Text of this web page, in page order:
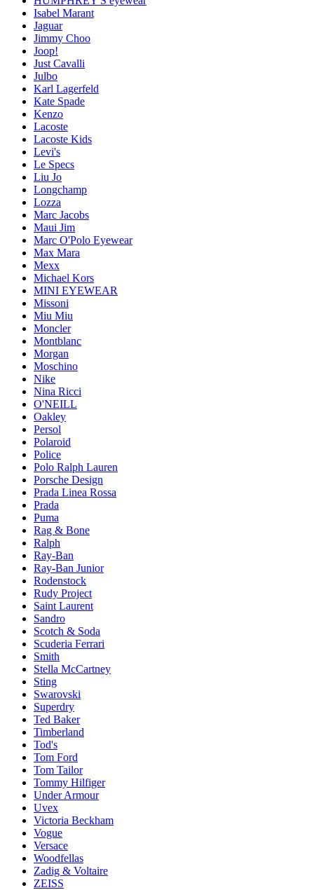
Isabel Marant
Jaguar
Jimmy Choo
Joop!
Just Cavalli
Julbo
Karl Lagerfeld
Kate Spade
Kenzo
Lacoste
Lacoste Kids
Levi's
Le Specs
Liu Jo
Longchamp
Lozza
Marc Jacobs
Maui Jim
Marc O'Polo Eyewear
Max Mara
Mexx
Michael Kors
MINI EYEWEAR
Missoni
Miu Miu
Moncler
Montblanc
Morgan
Moschino
Nike
Nina Ricci
O'NEILL
Oakley
Persol
Polaroid
Police
Polo Ralph Lauren
Porsche Design
Prada Linea Rossa
Prada
Puma
Rag & Bone
Ralph
Ray-Ban
Ray-Ban Junior
Rodenstock
Rudy Project
Saint Laurent
Sandro
Scotch & Soda
Scuderia Ferrari
Smith
Stella McCartney
Sting
Swarovski
Superdry
Ted Baker
Timberland
Tod's
Tom Ford
Tom Tailor
Tommy Hilfiger
Under Armour
Uvex
Victoria Beckham
Vogue
Versace
Woodfellas
Zadig & Voltaire
ZEISS